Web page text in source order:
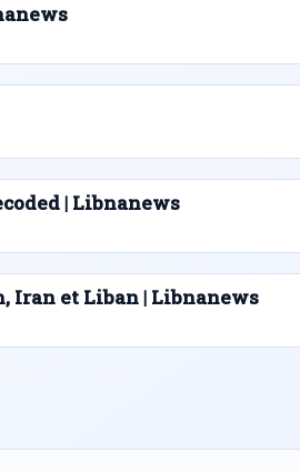
| Libnanews
Iran et Liban | Libnanews